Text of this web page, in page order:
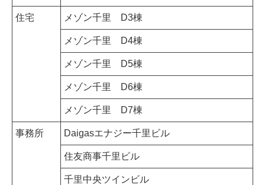
住宅 メゾン千里 D3棟
メゾン千里 D4棟
メゾン千里 D5棟
メゾン千里 D6棟
メゾン千里 D7棟
事務所 Daigasエナジー千里ビル
住友商事千里ビル
千里中央ツインビル